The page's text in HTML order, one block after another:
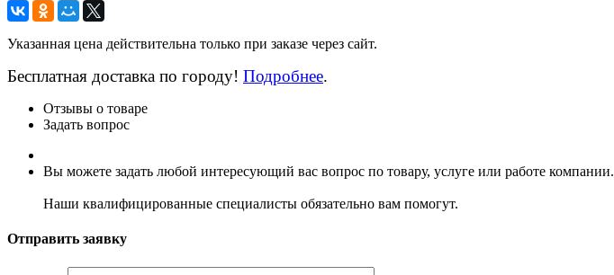
Указанная цена действительна только при заказе через сайт.
Бесплатная доставка по городу! Подробнее.
Отзывы о товаре
Задать вопрос
Вы можете задать любой интересующий вас вопрос по товару, услуге или работе компании.
Наши квалифицированные специалисты обязательно вам помогут.
Отправить заявку